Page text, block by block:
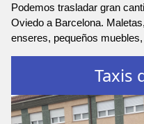
Podemos trasladar gran
Oviedo a Barcelona.
enseres, pequeños
Taxis